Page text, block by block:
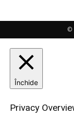
©
Închide
Privacy